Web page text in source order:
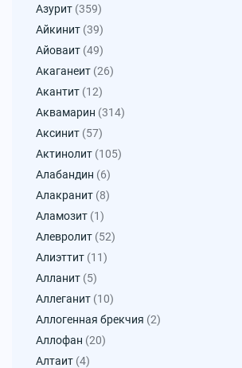
Азурит (359)
Айкинит (39)
Айоваит (49)
Акаганеит (26)
Акантит (12)
Аквамарин (314)
Аксинит (57)
Актинолит (105)
Алабандин (6)
Алакранит (8)
Аламозит (1)
Алевролит (52)
Алиэттит (11)
Алланит (5)
Аллеганит (10)
Аллогенная брекчия (2)
Аллофан (20)
Алтаит (4)